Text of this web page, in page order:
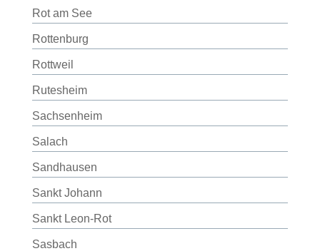
Rot am See
Rottenburg
Rottweil
Rutesheim
Sachsenheim
Salach
Sandhausen
Sankt Johann
Sankt Leon-Rot
Sasbach